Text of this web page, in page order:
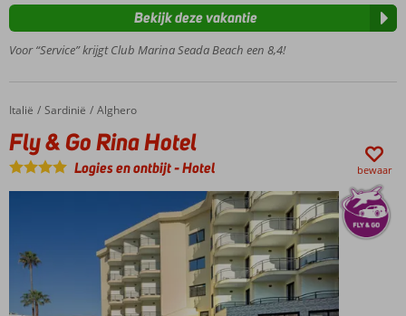
O.b.v. All
Inclusive
Voor “Service” krijgt Club Marina Seada Beach een 8,4!
Bekijk deze vakantie
Home
Italië Sardinië Alghero
Fly & Go Rina Hotel
Fly & Go Rina Hotel
Logies en ontbijt-Hotel bewaar